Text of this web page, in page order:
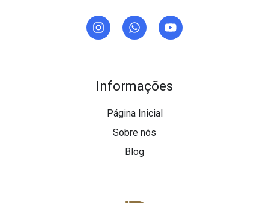
Informações
Página Inicial
Sobre nós
Blog